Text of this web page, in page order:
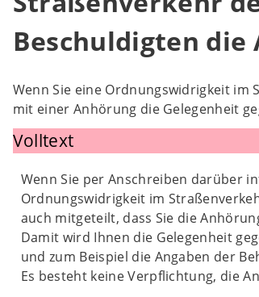
Beschuldigten die
Wenn Sie eine Ordnungswidrigkeit im
mit einer Anhörung die Gelegenheit
Volltext
Wenn Sie per Anschreiben darüber
Ordnungswidrigkeit im
auch mitgeteilt, dass Sie die
Damit wird Ihnen die Gelegenheit
und zum Beispiel die Angaben der
Es besteht keine Verpflichtung, die